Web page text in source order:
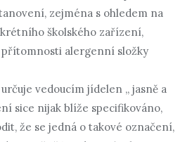
zejména s ohledem na
školského zařízení,
alergenní složky
vedoucím jídelen „ jasně a
sice nijak blíže specifikováno,
že se jedná o takové označení,